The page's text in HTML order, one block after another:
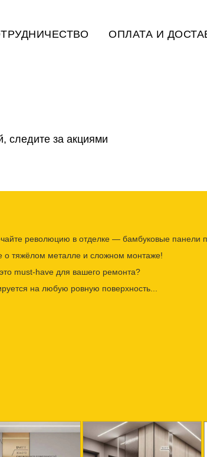
ОПЛАТА И
следите за акциями
революцию в отделке — бамбуковые панели
о тяжёлом металле и сложном монтаже!
must‑have для вашего ремонта?
на любую ровную поверхность...